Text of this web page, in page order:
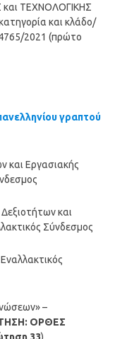
ΤΕΧΝΟΛΟΓΙΚΗΣ
και κλάδο/
2021 (πρώτο
γραπτού
και Εργασιακής
και
Σύνδεσμος
–
ΟΡΘΕΣ
33)